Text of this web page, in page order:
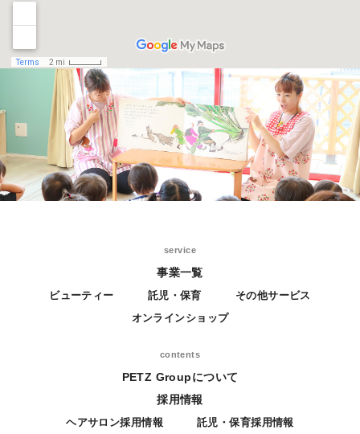
service
事業一覧
ビューティー 託児・保育
その他サービス
オンラインショップ
contents
PETZ Groupについて
採用情報
ヘアサロン採用情報 託児・保育採用情報